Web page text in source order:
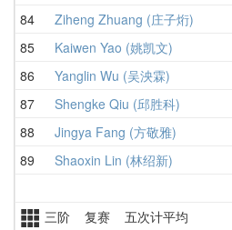
84 Ziheng Zhuang (庄子烆)
85 Kaiwen Yao (姚凯文)
86 Yanglin Wu (吴泱霖)
87 Shengke Qiu (邱胜科)
88 Jingya Fang (方敬雅)
89 Shaoxin Lin (林绍新)
三阶 复赛 五次计平均